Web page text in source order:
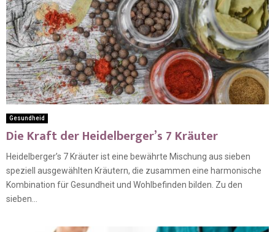
Gesundheid
Die Kraft der Heidelberger’s 7 Kräuter
Heidelberger’s 7 Kräuter ist eine bewährte Mischung aus sieben
speziell ausgewählten Kräutern, die zusammen eine harmonische
Kombination für Gesundheit und Wohlbefinden bilden. Zu den
sieben...